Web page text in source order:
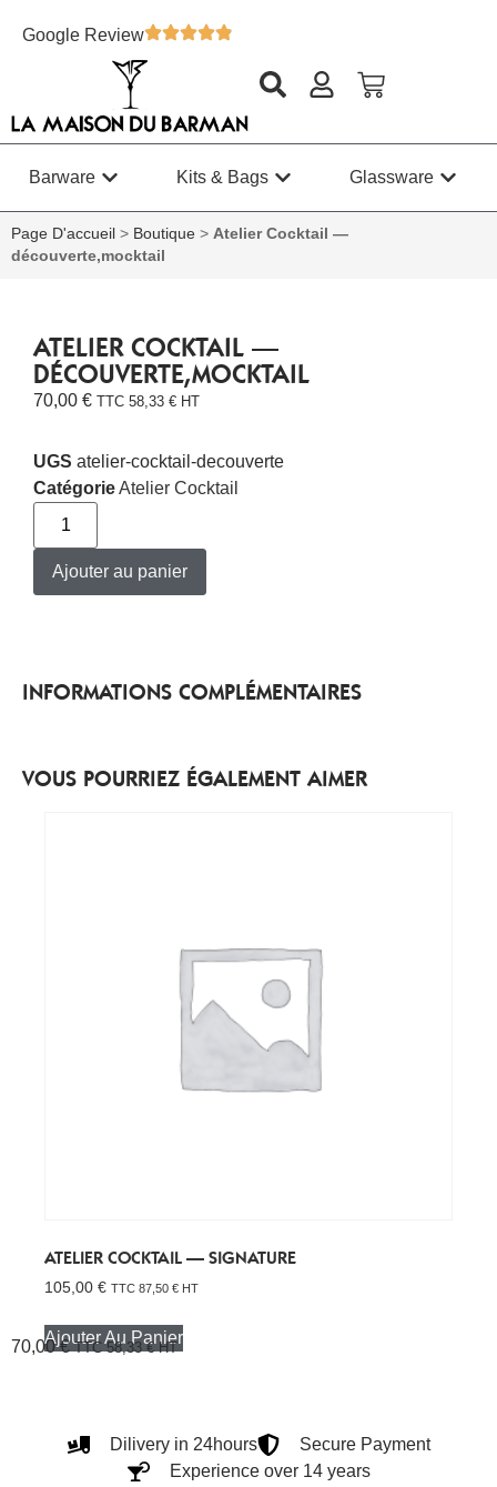
Google Review
Barware Kits & Bags Glassware
Page D'accueil > Boutique > Atelier Cocktail —
découverte,mocktail
ATELIER COCKTAIL —
DÉCOUVERTE,MOCKTAIL
70,00 € TTC 58,33 € HT
UGS atelier-cocktail-decouverte
CatégorieAtelier Cocktail
Ajouter au panier
INFORMATIONS COMPLÉMENTAIRES
VOUS POURRIEZ ÉGALEMENT AIMER
ATELIER COCKTAIL — SIGNATURE
105,00 € TTC 87,50 € HT
Ajouter Au Panier
70,00€ TTC58,33€HT
Dilivery in 24hours
Secure Payment
Experience over 14 years